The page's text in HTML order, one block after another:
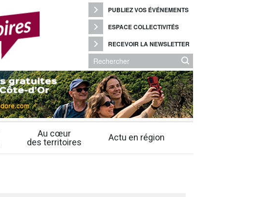
PUBLIEZ VOS ÉVÉNEMENTS
ESPACE COLLECTIVITÉS
RECEVOIR LA NEWSLETTER
Au cœur
des territoires
Actu en région